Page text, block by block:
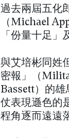
過去兩屆五化
（Michael
「份量十足」
與艾培彬同姓
密報」（
Bassett）的
仗表現遜色的
程角逐而遠遠